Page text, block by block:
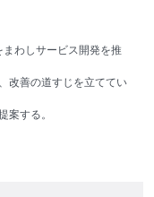
わしサービス開発を推
改善の道すじを立ててい
案する。